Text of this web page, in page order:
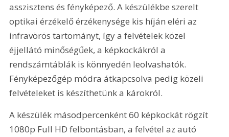
asszisztens és fényképező. A készülékbe szerelt
optikai érzékelő érzékenysége kis híján eléri az
infravörös tartományt, így a felvételek közel
éjjellátó minőségűek, a képkockákról a
rendszámtáblák is könnyedén leolvashatók.
Fényképezőgép módra átkapcsolva pedig közeli
felvételeket is készíthetünk a károkról.
A készülék másodpercenként 60 képkockát rögzít
1080p Full HD felbontásban, a felvétel az autó